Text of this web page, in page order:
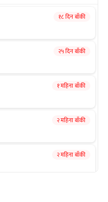
१८ दिन बाँकी
२५ दिन बाँकी
१ महिना बाँकी
२ महिना बाँकी
२ महिना बाँकी